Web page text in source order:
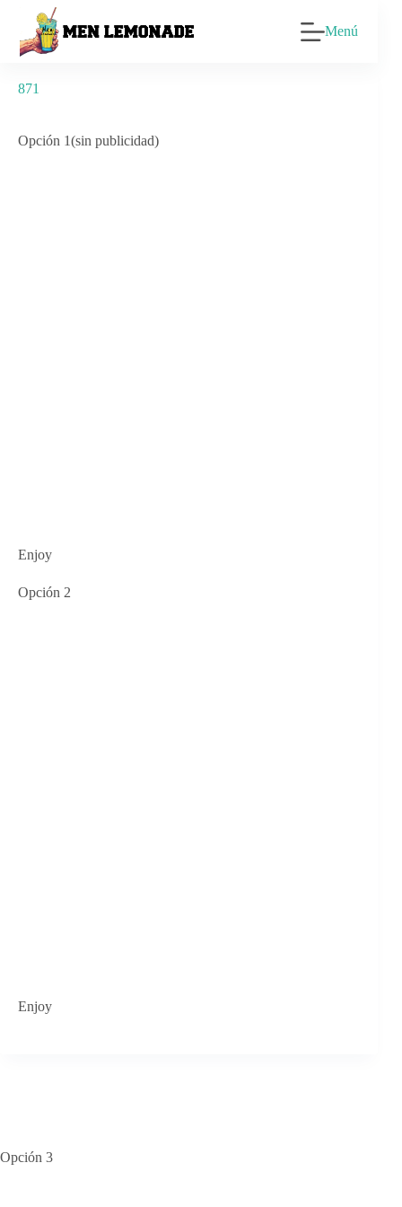
contenido
Menú
871
Opción 1(sin publicidad)
Enjoy
Opción 2
Enjoy
Opción 3